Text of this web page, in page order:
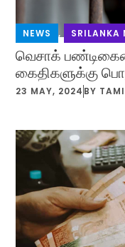
NEWS , SRILANKA
வெசாக்
கைதிகளுக்கு
23 MAY, 2024 BY